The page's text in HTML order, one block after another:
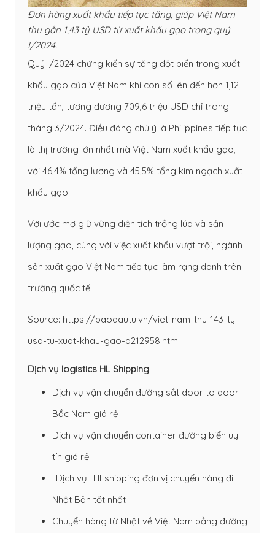
Đơn hàng xuất khẩu tiếp tục tăng, giúp Việt Nam
thu gần 1,43 tỷ USD từ xuất khẩu gạo trong quý
I/2024.
Quý I/2024 chứng kiến sự tăng đột biến trong xuất
khẩu gạo của Việt Nam khi con số lên đến hơn 1,12
triệu tấn, tương đương 709,6 triệu USD chỉ trong
tháng 3/2024. Điều đáng chú ý là Philippines tiếp tục
là thị trường lớn nhất mà Việt Nam xuất khẩu gạo,
với 46,4% tổng lượng và 45,5% tổng kim ngạch xuất
khẩu gạo.
Với ước mơ giữ vững diện tích trồng lúa và sản
lượng gạo, cùng với việc xuất khẩu vượt trội, ngành
sản xuất gạo Việt Nam tiếp tục làm rạng danh trên
trường quốc tế.
Source: https://baodautu.vn/viet-nam-thu-143-ty-
usd-tu-xuat-khau-gao-d212958.html
Dịch vụ logistics HL Shipping
Dịch vụ vận chuyển đường sắt door to door
Bắc Nam giá rẻ
Dịch vụ vận chuyển container đường biển uy
tín giá rẻ
[Dịch vụ] HLshipping đơn vị chuyển hàng đi
Nhật Bản tốt nhất
Chuyển hàng từ Nhật về Việt Nam bằng đường